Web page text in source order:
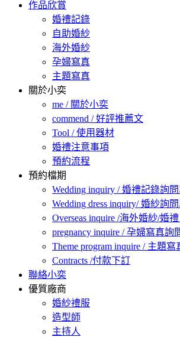
作品欣賞
婚禮記錄
自助婚紗
海外婚紗
孕婦寫真
主題寫真
關於小奕
me / 關於小奕
commend / 好評推薦文
Tool / 使用器材
婚禮注意事項
預約流程
預約檔期
Wedding inquiry / 婚禮記錄詢
Wedding dress inquiry/ 婚紗詢
Overseas inquire /海外婚紗/婚
pregnancy inquire / 孕婦寫真詢
Theme program inquire / 主題寫
Contracts /付款下訂
聯絡小奕
優質廠商
婚紗禮服
造型師
主持人